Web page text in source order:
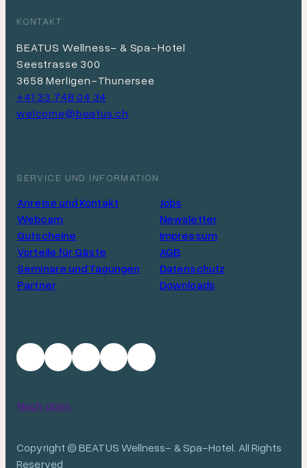
KONTAKT
BEATUS Wellness- & Spa-Hotel
Seestrasse 300
3658 Merligen-Thunersee
+41 33 748 04 34
welcome@beatus.ch
SERVICE UND INFORMATION
Anreise und Kontakt
Webcam
Gutscheine
Vorteile für Gäste
Seminare und Tagungen
Partner
Jobs
Newsletter
Impressum
AGB
Datenschutz
Downloads
Copyright © BEATUS Wellness- & Spa-Hotel. All Rights
Reserved
Nach oben